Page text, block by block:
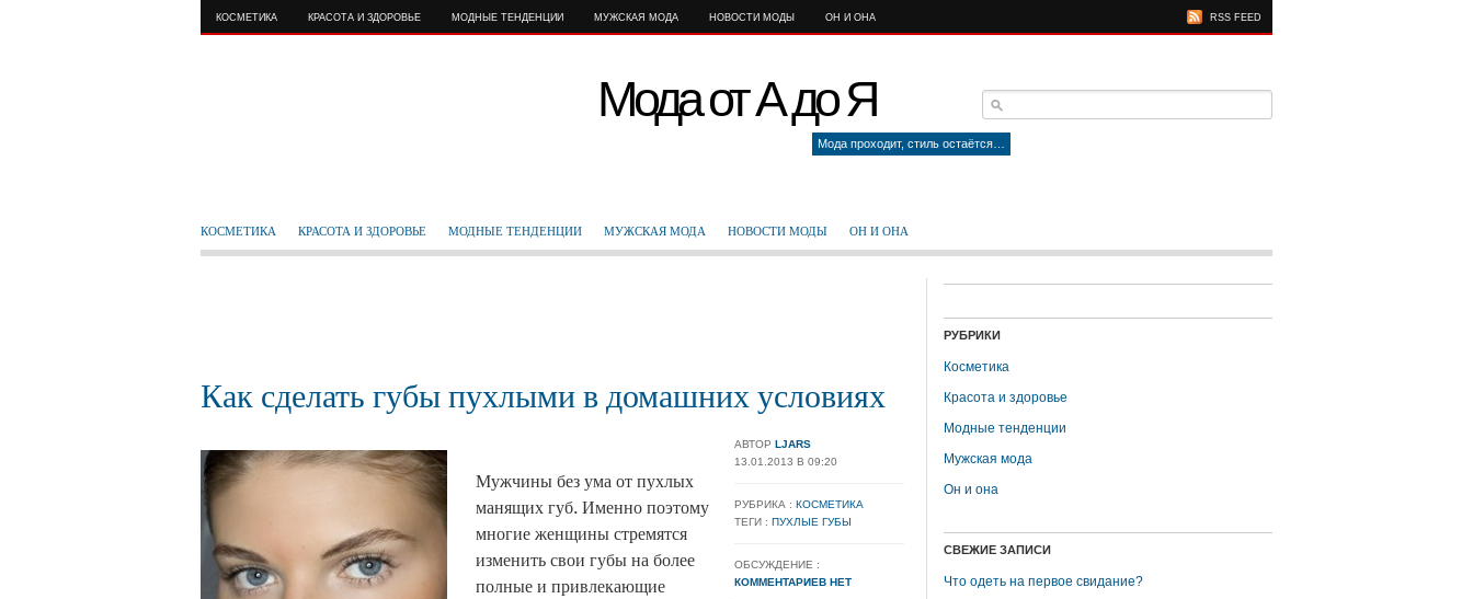
КОСМЕТИКА КРАСОТА И ЗДОРОВЬЕ МОДНЫЕ ТЕНДЕНЦИИ МУЖСКАЯ МОДА НОВОСТИ МОДЫ ОН И ОНА RSS FEED
Мода от А до Я
Мода проходит, стиль остаётся…
КОСМЕТИКА КРАСОТА И ЗДОРОВЬЕ МОДНЫЕ ТЕНДЕНЦИИ МУЖСКАЯ МОДА НОВОСТИ МОДЫ ОН И ОНА
Как сделать губы пухлыми в домашних условиях
АВТОР LJARS
13.01.2013 В 09:20
РУБРИКА : КОСМЕТИКА
ТЕГИ : ПУХЛЫЕ ГУБЫ
ОБСУЖДЕНИЕ :
КОММЕНТАРИЕВ НЕТ
Мужчины без ума от пухлых
манящих губ. Именно поэтому
многие женщины стремятся
изменить свои губы на более
полные и привлекающие
РУБРИКИ
Косметика
Красота и здоровье
Модные тенденции
Мужская мода
Он и она
СВЕЖИЕ ЗАПИСИ
Что одеть на первое свидание?